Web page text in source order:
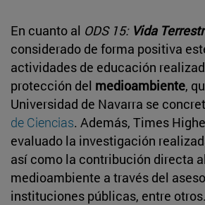
En cuanto al ODS 15: Vida
considerado de forma positiva
actividades de educación
protección del medioambiente,
Universidad de Navarra se
de Ciencias. Además, Times
evaluado la investigación
así como la contribución directa
medioambiente a través del
instituciones públicas, entre otros.